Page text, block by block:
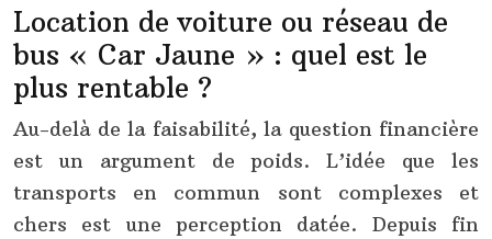
Location de voiture ou réseau de
bus « Car Jaune » : quel est le
plus rentable ?
Au-delà de la faisabilité, la question financière
est un argument de poids. L’idée que les
transports en commun sont complexes et
chers est une perception datée. Depuis fin